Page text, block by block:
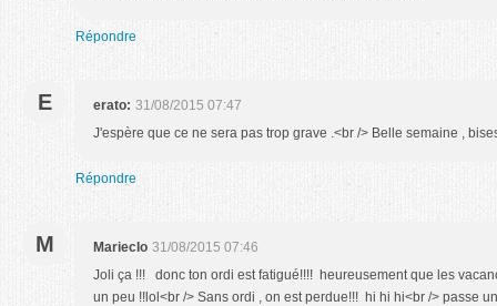
Répondre
E erato: 31/08/2015 07:47
J'espère que ce ne sera pas trop grave .<br /> Belle semaine ,
Répondre
M Marieclo 31/08/2015 07:46
Joli ça !!! donc ton ordi est fatigué!!!! heureusement que les
un peu !!lol<br /> Sans ordi , on est perdue!!! hi hi hi<br /> passe